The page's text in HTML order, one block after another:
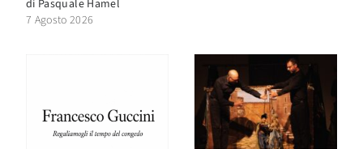
di Pasquale Hamel
7 Agosto 2026